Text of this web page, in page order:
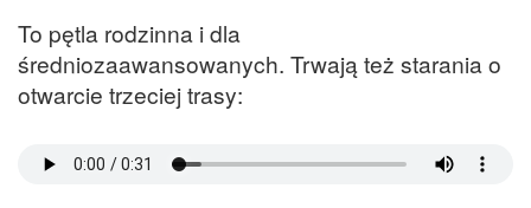
To pętla rodzinna i dla
średniozaawansowanych. Trwają też starania o
otwarcie trzeciej trasy: